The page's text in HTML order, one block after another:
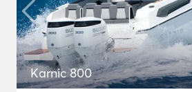
Karnic 800